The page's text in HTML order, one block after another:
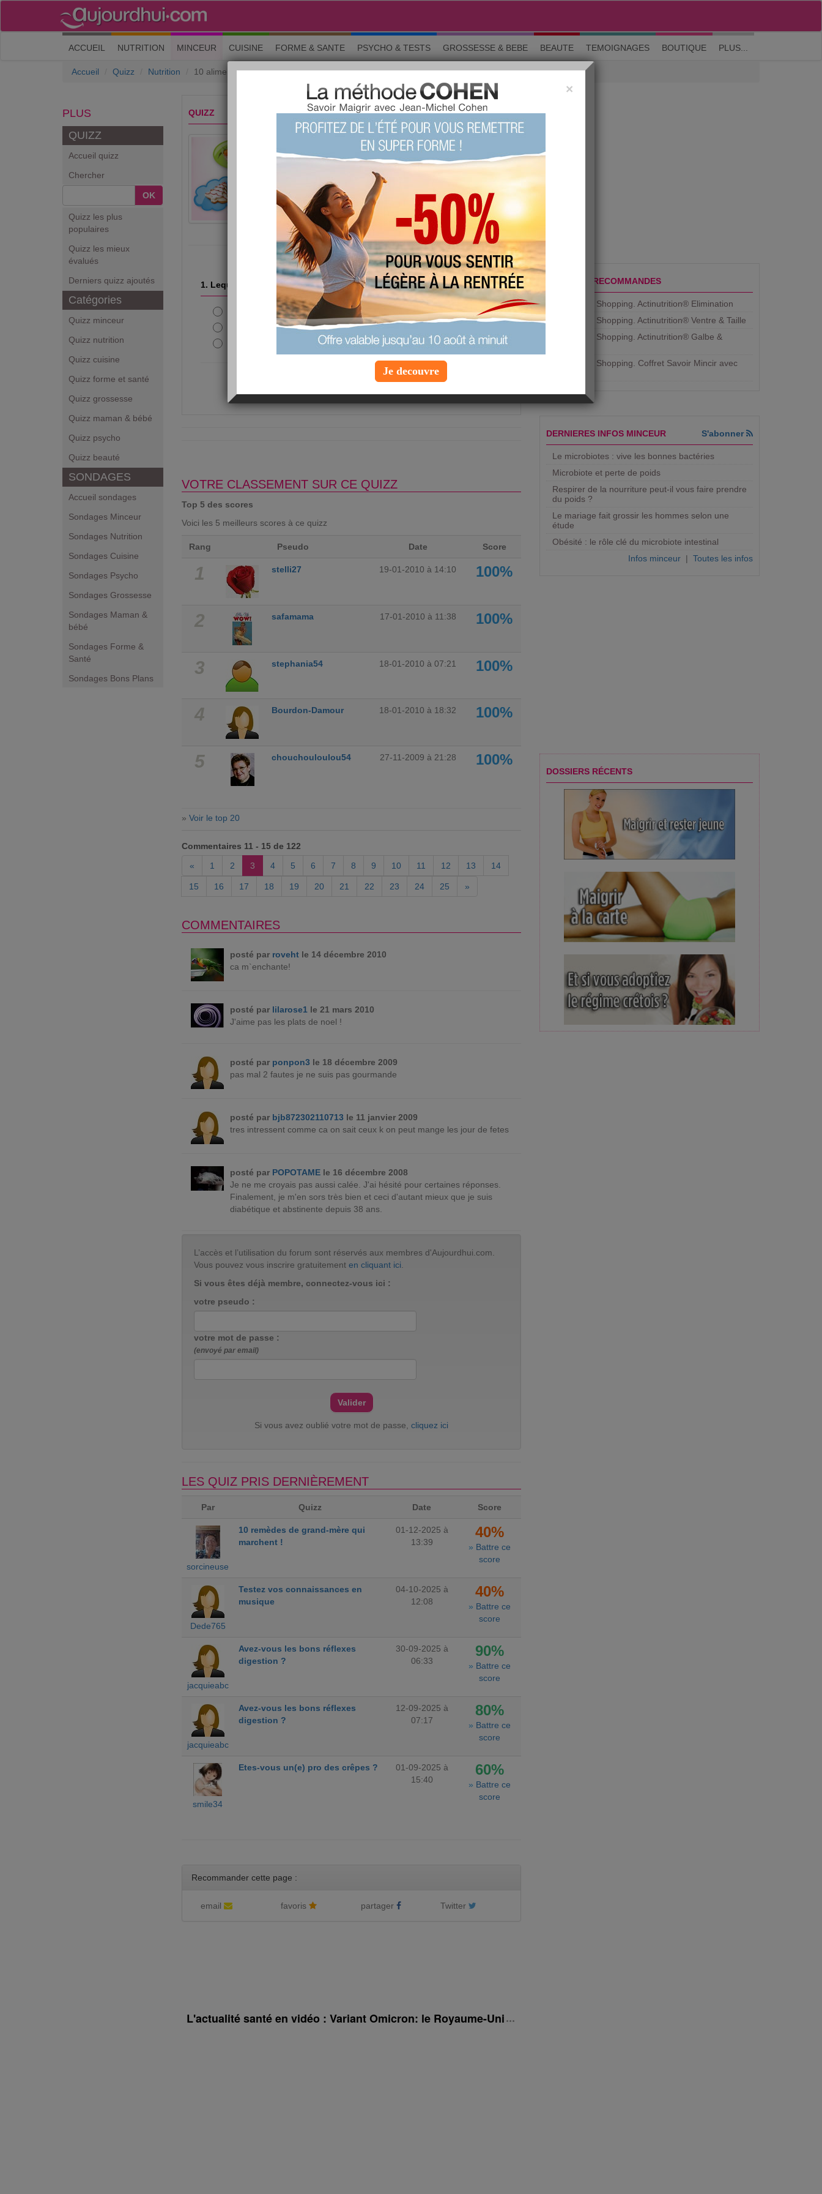
M'inscrire| Me connecter| ? Visite guidée
ACCUEIL (current)
NUTRITION MINCEUR CUISINE FORME & SANTE PSYCHO & TESTS GROSSESSE & BEBE BEAUTE TEMOIGNAGES BOUTIQUE PLUS...
Accueil Quizz Nutrition 10 aliments de Noël qui ne font pas grossir !
PLUS
QUIZZ
Accueil quizz
Chercher
OK
Quizz les plus
populaires
Quizz les mieux
évalués
Derniers quizz ajoutés
Catégories
Quizz minceur
Quizz nutrition
Quizz cuisine
Quizz forme et santé
Quizz grossesse
Quizz maman & bébé
Quizz psycho
Quizz beauté
SONDAGES
Accueil sondages
Sondages Minceur
Sondages Nutrition
Sondages Cuisine
Sondages Psycho
Sondages Grossesse
Sondages Maman &
bébé
Sondages Forme &
Santé
Sondages Bons Plans
QUIZZ
10 aliments de Noël qui ne font pas
grossir !?
+509Le quizz du siècle !(fait 18329
Score moyen : 84 %
Questions 1 sur 10
1. Lequel de ces aliments est riche en fer et faible en calories ?
Les huîtres
Le saumon
VOTRE CLASSEMENT SUR CE QUIZZ
Top 5 des scores
Voici les 5 meilleurs scores à ce quizz
Rang Pseudo Date Score
1 stelli27 19-01-2010 à 14:10 100%
2 safamama 17-01-2010 à 11:38 100%
3 stephania54 18-01-2010 à 07:21 100%
4 Bourdon-Damour 18-01-2010 à 18:32 100%
5 chouchouloulou54 27-11-2009 à 21:28 100%
» Voir le top 20
Commentaires 11 - 15 de 122
«
1 2 3 4 5 6 7 8 9 10 11 12 13 14
15 16 17 18 19 20 21 22 23 24 25 »
COMMENTAIRES
posté par roveht le 14 décembre 2010
ca m`enchante!
posté par lilarose1 le 21 mars 2010
J'aime pas les plats de noel !
posté par ponpon3 le 18 décembre 2009
pas mal 2 fautes je ne suis pas gourmande
posté par bjb872302110713 le 11 janvier 2009
tres intressent comme ca on sait ceux k on peut mange les jour de fetes
posté par POPOTAME le 16 décembre 2008
Je ne me croyais pas aussi calée. J'ai hésité pour certaines réponses.
Finalement, je m'en sors très bien et ceci d'autant mieux que je suis
diabétique et abstinente depuis 38 ans.
L’accès et l’utilisation du forum sont réservés aux membres d'Aujourdhui.com.
Vous pouvez vous inscrire gratuitement en cliquant ici
Si vous êtes déjà membre, connectez-vous ici :
votre pseudo :
votre mot de passe :
(envoyé par email)
Si vous avez oublié votre mot de passe, cliquez ici
LES QUIZ PRIS DERNIÈREMENT
Par Quizz Date Score
sorcineuse
10 remèdes de grand-mère qui
marchent !
01-12-2025 à
13:39
40%
» Battre ce
score
Dede765
Testez vos connaissances en
musique
04-10-2025 à
12:08
40%
» Battre ce
score
jacquieabc
Avez-vous les bons réflexes
digestion ?
30-09-2025 à
06:33
90%
» Battre ce
score
jacquieabc
Avez-vous les bons réflexes
digestion ?
12-09-2025 à
07:17
80%
» Battre ce
score
smile34
Etes-vous un(e) pro des crêpes ?
01-09-2025 à
15:40
60%
» Battre ce
score
Recommander cette page :
email favoris partager Twitter
L'actualité santé en vidéo : Variant Omicron: le Royaume-Uni rehausse son niveau d'alerte, une première en 7 mois
PRODUITS RECOMMANDES
Aujourdhui Shopping. Actinutrition® Elimination
Aujourdhui Shopping. Actinutrition® Ventre & Taille
Aujourdhui Shopping. Actinutrition® Galbe &
Aujourdhui Shopping. ​Coffret Savoir Mincir avec
DERNIERES INFOS MINCEUR S'abonner
Le microbiotes : vive les bonnes bactéries
Microbiote et perte de poids
Respirer de la nourriture peut-il vous faire prendre
du poids ?
Le mariage fait grossir les hommes selon une
étude
Obésité : le rôle clé du microbiote intestinal
Infos minceur | Toutes les infos
DOSSIERS RÉCENTS
×
Je decouvre